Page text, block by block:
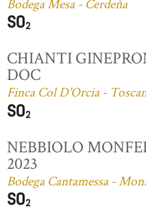
Bodega Mesa - Cerdeña
CHIANTI
DOC
Finca Col D'Orcia -
NEBBIOLO
2023
Bodega Cantamessa -